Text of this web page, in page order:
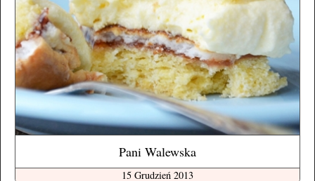
Pani Walewska
15 Grudzień 2013